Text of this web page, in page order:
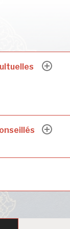
ouvrir
ouvrir
menu